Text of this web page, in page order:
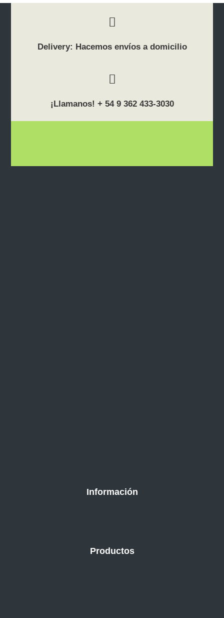
Delivery: Hacemos envíos a domicilio
¡Llamanos! + 54 9 362 433-3030
Información
Productos